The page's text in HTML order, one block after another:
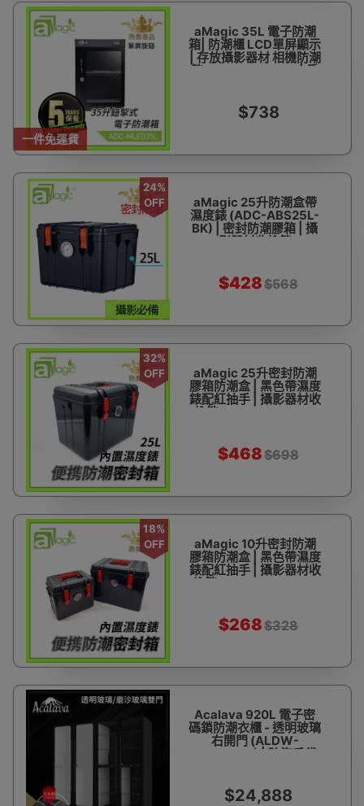
一件免運費
aMagic 35L 電子防潮
箱| 防潮櫃 LCD單屏顯示
| 存放攝影器材 相機防潮
箱 ADC-MLED35L | 香
$738
24%
OFF
aMagic 25升防潮盒帶
濕度錶 (ADC-ABS25L-
BK) | 密封防潮膠箱 | 攝
影器材收納箱
$428$568
32%
OFF
aMagic 25升密封防潮
膠箱防潮盒 | 黑色帶濕度
錶配紅抽手 | 攝影器材收
納箱 ADC-ABS25LH-
$468$698
18%
OFF
aMagic 10升密封防潮
膠箱防潮盒 | 黑色帶濕度
錶配紅抽手 | 攝影器材收
納箱 (ADC-ABS10LH-
$268$328
Acalava 920L 電子密
碼鎖防潮衣櫃 - 透明玻璃
右開門 (ALDW-
100618GT) | 防盜手袋
W1000*D600*H1815
$24,888